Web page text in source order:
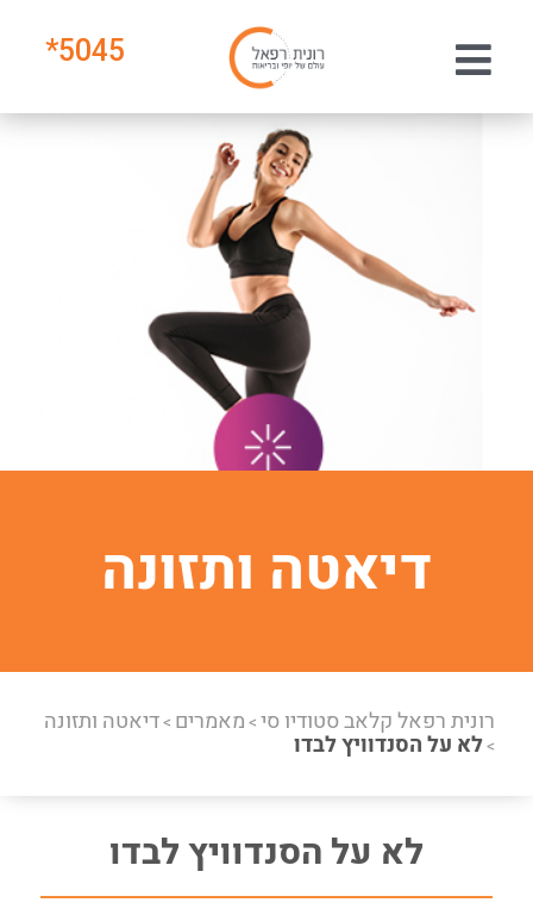
5045
*
דיאטה ותזונה
רונית רפאל קלאב סטודיו סי>מאמרים >דיאטה ותזונה
>לא על הסנדוויץ לבדו
לא על הסנדוויץ לבדו